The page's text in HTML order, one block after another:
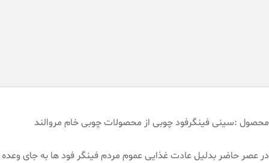
محصول :سینی فینگرفود چوبی از محصولات چوبی خام مروالند
در عصر حاضر بدلیل عادت غذایی عموم مردم فینگر فود ها به جای وعده